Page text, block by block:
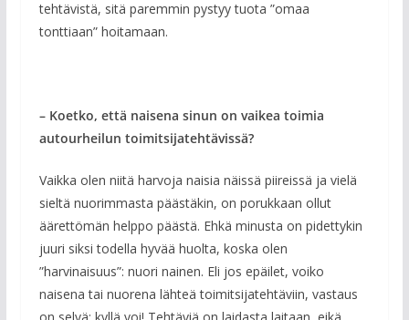
tehtävistä, sitä paremmin pystyy tuota ”omaa
tonttiaan” hoitamaan.
– Koetko, että naisena sinun on vaikea toimia
autourheilun toimitsijatehtävissä?
Vaikka olen niitä harvoja naisia näissä piireissä ja vielä
sieltä nuorimmasta päästäkin, on porukkaan ollut
äärettömän helppo päästä. Ehkä minusta on pidettykin
juuri siksi todella hyvää huolta, koska olen
”harvinaisuus”: nuori nainen. Eli jos epäilet, voiko
naisena tai nuorena lähteä toimitsijatehtäviin, vastaus